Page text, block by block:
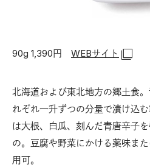
90g 1,390円 WEBサイト
北海道および東北地方の郷土食
れぞれ一升ずつの分量で漬け込
は大根、白瓜、刻んだ青唐辛子
の。豆腐や野菜にかける薬味ま
用可。